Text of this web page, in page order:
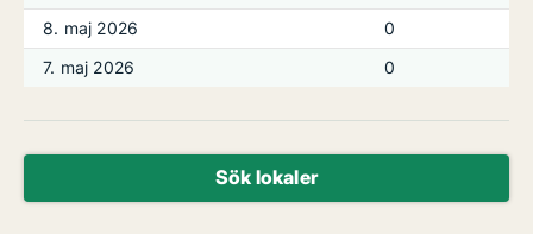
8. maj 2026
0
7. maj 2026
0
Sök lokaler